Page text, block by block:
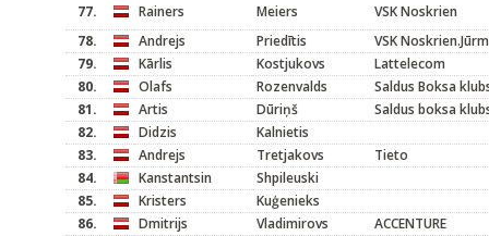
77.
Rainers Meiers
VSK Noskrien
78.
Andrejs Priedītis
VSK
79.
Kārlis Kostjukovs
Lattelecom
80.
Olafs Rozenvalds
Saldus Boksa
81.
Artis Dūriņš
Saldus boksa
82.
Didzis
Kalnietis
83.
Andrejs Tretjakovs
Tieto
84.
Kanstantsin
Shpileuski
85.
Kristers
Kuģenieks
86.
Dmitrijs Vladimirovs
ACCENTURE